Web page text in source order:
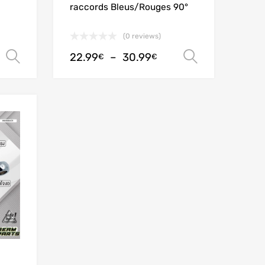
Choix des options
raccords Bleus/Rouges 90°
(0 reviews)
22.99€ – 30.99€